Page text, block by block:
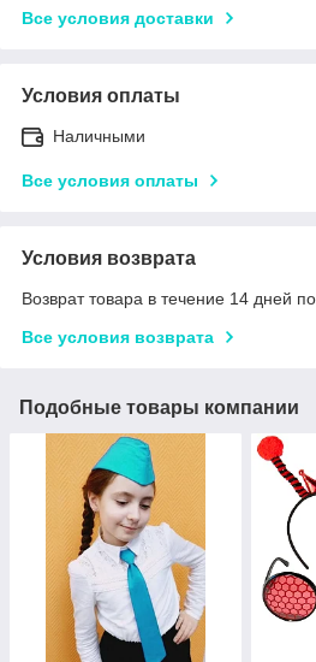
Все условия доставки
Условия оплаты
Наличными
Все условия оплаты
Условия возврата
Возврат товара в течение 14 дней
Все условия возврата
Подобные товары компании